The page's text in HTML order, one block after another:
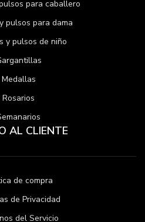
para caballero
pulsos para dama
y pulsos de niño
Medallas
Rosarios
AL CLIENTE
de compra
de Privacidad
del Servicio